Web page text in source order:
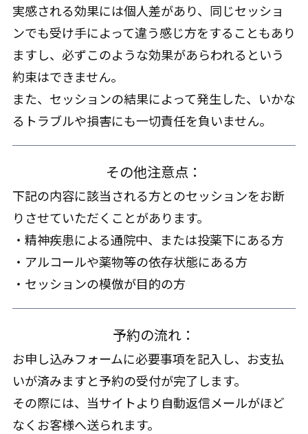
実感される効果には個人差があり、同じセッショ
ンでも受け手によって違う感じ方をすることもあり
ますし、必ずこのような効果があらわれるという
約束はできません。
また、セッションの結果によって発生した、いかな
るトラブルや損害にも一切責任を負いません。
その他注意点：
下記の内容に該当される方とのセッションをお断
りさせていただくことがあります。
・精神疾患による通院中、または投薬下にある方
・アルコールや薬物等の依存状態にある方
・セッションの模倣が目的の方
予約の流れ：
お申し込みフォームに必要事項を記入し、お支払
いが済みますと予約の受付が完了します。
その際には、当サイトより自動返信メールがほど
なくお客様へ送られます。